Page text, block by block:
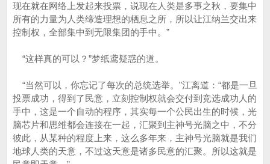
现在就在网络上发起来投票，说现在人类是多事之秋，要集中
所有的力量为人类缔造理想的栖息之所，所以让江纳兰交出来
控制权，全部集中到无限集团的手中。”
“这样真的可以？”梦纸鸢疑惑的道。
“当然可以，你忘记了每次的总统选举。”江离道：“都是一旦
投票成功，得到了民意，立刻控制权就会交付到竞选成功人的
手中，这是一个自动的程序，其实每一个公民出生的时候，光
脑芯片和思维都会连接在一起，汇聚到主神号光脑之中，不分
彼此，从某种的程度上来，这么多年来，主神号光脑就是我们
地球人类的天意，不过这天意是诸多民意的汇聚。所以这就是